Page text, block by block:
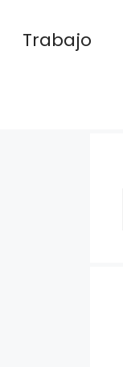
Trabajo